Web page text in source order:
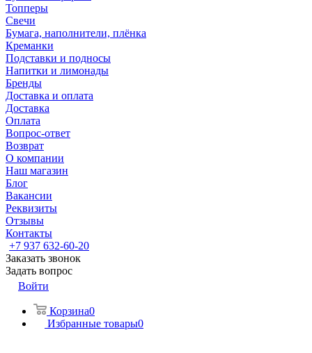
Топперы
Свечи
Бумага, наполнители, плёнка
Креманки
Подставки и подносы
Напитки и лимонады
Бренды
Доставка и оплата
Доставка
Оплата
Вопрос-ответ
Возврат
О компании
Наш магазин
Блог
Вакансии
Реквизиты
Отзывы
Контакты
+7 937 632-60-20
Заказать звонок
Задать вопрос
Войти
Корзина0
Избранные товары0